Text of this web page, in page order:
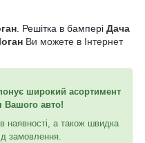
Решітка в бампері Дача
Ви можете в Інтернет
широкий асортимент
Вашого авто!
наявності, а також швидка
замовлення.